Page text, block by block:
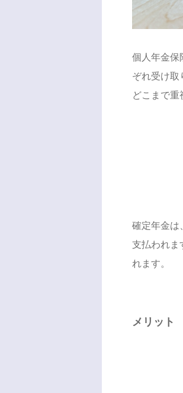
個人年金保
ぞれ受け取
どこまで重
確定年金は
支払われま
れます。
メリット